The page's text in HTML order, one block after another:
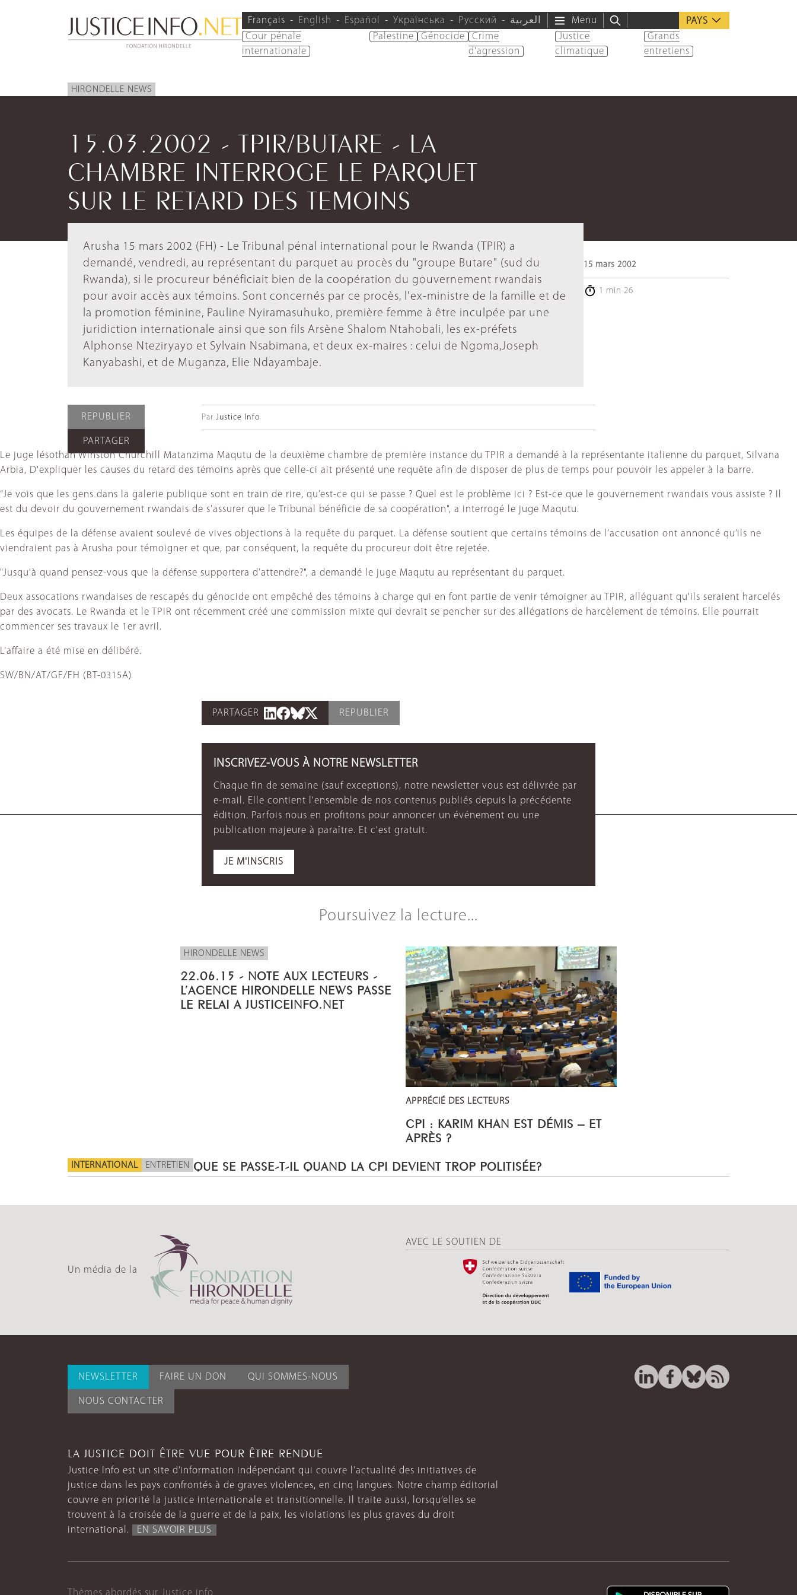
Français English Español Українська Русский العربية Menu
PAYS
Cour pénale
internationale
Palestine Génocide
Crime
d'agression
Justice
climatique
Grands
entretiens
HIRONDELLE NEWS
15.03.2002 - TPIR/BUTARE - LA
CHAMBRE INTERROGE LE PARQUET
SUR LE RETARD DES TEMOINS
Arusha 15 mars 2002 (FH) - Le Tribunal pénal international pour le Rwanda (TPIR) a
demandé, vendredi, au représentant du parquet au procès du "groupe Butare" (sud du
Rwanda), si le procureur bénéficiait bien de la coopération du gouvernement rwandais
pour avoir accès aux témoins. Sont concernés par ce procès, l'ex-ministre de la famille et de
la promotion féminine, Pauline Nyiramasuhuko, première femme à être inculpée par une
juridiction internationale ainsi que son fils Arsène Shalom Ntahobali, les ex-préfets
Alphonse Nteziryayo et Sylvain Nsabimana, et deux ex-maires : celui de Ngoma,Joseph
Kanyabashi, et de Muganza, Elie Ndayambaje.
15 mars 2002
1 min 26
REPUBLIER
PARTAGER
Par Justice Info
Le juge lésothan Winston Churchill Matanzima Maqutu de la deuxième chambre de première instance du TPIR a demandé à la représentante italienne du parquet, Silvana
Arbia, D'expliquer les causes du retard des témoins après que celle-ci ait présenté une requête afin de disposer de plus de temps pour pouvoir les appeler à la barre.
“Je vois que les gens dans la galerie publique sont en train de rire, qu’est-ce qui se passe ? Quel est le problème ici ? Est-ce que le gouvernement rwandais vous assiste ? Il
est du devoir du gouvernement rwandais de s’assurer que le Tribunal bénéficie de sa coopération", a interrogé le juge Maqutu.
Les équipes de la défense avaient soulevé de vives objections à la requête du parquet. La défense soutient que certains témoins de l’accusation ont annoncé qu’ils ne
viendraient pas à Arusha pour témoigner et que, par conséquent, la requête du procureur doit être rejetée.
"Jusqu'à quand pensez-vous que la défense supportera d’attendre?", a demandé le juge Maqutu au représentant du parquet.
Deux assocations rwandaises de rescapés du génocide ont empêché des témoins à charge qui en font partie de venir témoigner au TPIR, alléguant qu'ils seraient harcelés
par des avocats. Le Rwanda et le TPIR ont récemment créé une commission mixte qui devrait se pencher sur des allégations de harcèlement de témoins. Elle pourrait
commencer ses travaux le 1er avril.
L’affaire a été mise en délibéré.
SW/BN/AT/GF/FH (BT-0315A)
PARTAGER REPUBLIER
INSCRIVEZ-VOUS À NOTRE NEWSLETTER
Chaque fin de semaine (sauf exceptions), notre newsletter vous est délivrée par
e-mail. Elle contient l'ensemble de nos contenus publiés depuis la précédente
édition. Parfois nous en profitons pour annoncer un événement ou une
publication majeure à paraître. Et c'est gratuit.
JE M'INSCRIS
Poursuivez la lecture...
HIRONDELLE NEWS
22.06.15 - NOTE AUX LECTEURS -
L’AGENCE HIRONDELLE NEWS PASSE
LE RELAI A JUSTICEINFO.NET
APPRÉCIÉ DES LECTEURS
CPI : KARIM KHAN EST DÉMIS – ET
APRÈS ?
INTERNATIONAL ENTRETIEN QUE SE PASSE-T-IL QUAND LA CPI DEVIENT TROP POLITISÉE?
Un média de la
AVEC LE SOUTIEN DE
NEWSLETTER FAIRE UN DON QUI SOMMES-NOUS
NOUS CONTACTER
LA JUSTICE DOIT ÊTRE VUE POUR ÊTRE RENDUE
Justice Info est un site d’information indépendant qui couvre l’actualité des initiatives de
justice dans les pays confrontés à de graves violences, en cinq langues. Notre champ éditorial
couvre en priorité la justice internationale et transitionnelle. Il traite aussi, lorsqu’elles se
trouvent à la croisée de la guerre et de la paix, les violations les plus graves du droit
international.
EN SAVOIR PLUS